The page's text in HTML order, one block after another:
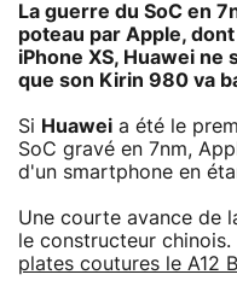
La guerre du SoC en
poteau par Apple,
iPhone XS, Huawei ne
que son Kirin 980 va
Si Huawei a été le
SoC gravé en 7nm,
d'un smartphone en
Une courte avance de
le constructeur chinois.
plates coutures le A12